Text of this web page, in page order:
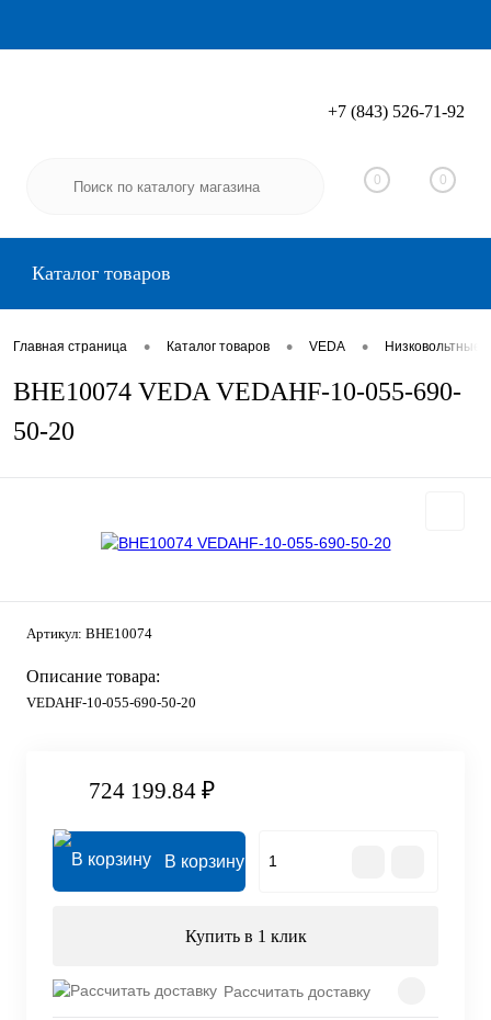
Вход Регистрация
+7 (843) 526-71-92
0 0
Каталог товаров
Главная страница • Каталог товаров • VEDA •
BHE10074 VEDA VEDAHF-10-055-690-
50-20
Артикул: BHE10074
Описание товара:
VEDAHF-10-055-690-50-20
724 199.84 ₽
В корзину
Купить в 1 клик
Рассчитать доставку